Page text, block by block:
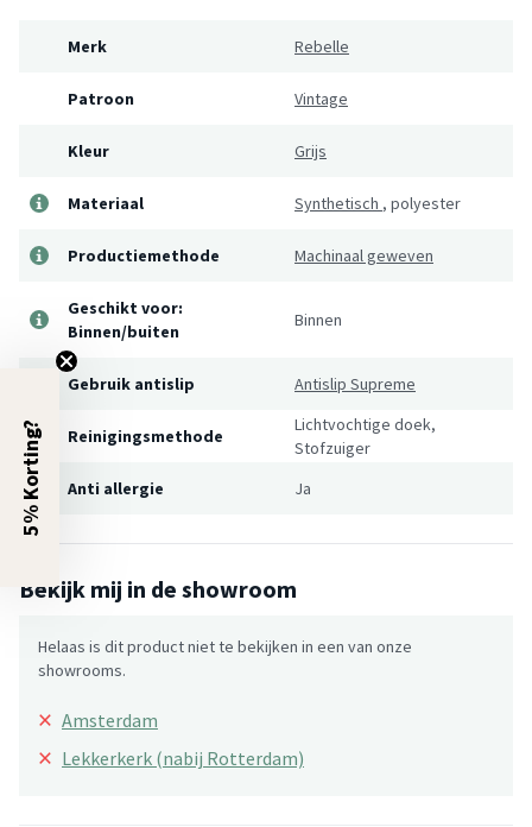
Merk Rebelle
Patroon Vintage
Kleur Grijs
Materiaal Synthetisch , polyester
Productiemethode Machinaal geweven
Geschikt voor:
Binnen/buiten
Binnen
Gebruik antislip Antislip Supreme
Reinigingsmethode
Lichtvochtige doek,
Stofzuiger
Anti allergie
Ja
Bekijk mij in de showroom
Helaas is dit product niet te bekijken in een van onze
showrooms.
× Amsterdam
× Lekkerkerk (nabij Rotterdam)
5% Korting?